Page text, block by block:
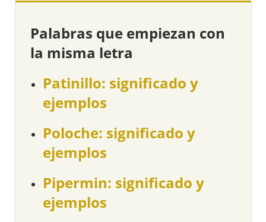
Palabras que empiezan con
la misma letra
Patinillo: significado y
ejemplos
Poloche: significado y
ejemplos
Pipermin: significado y
ejemplos